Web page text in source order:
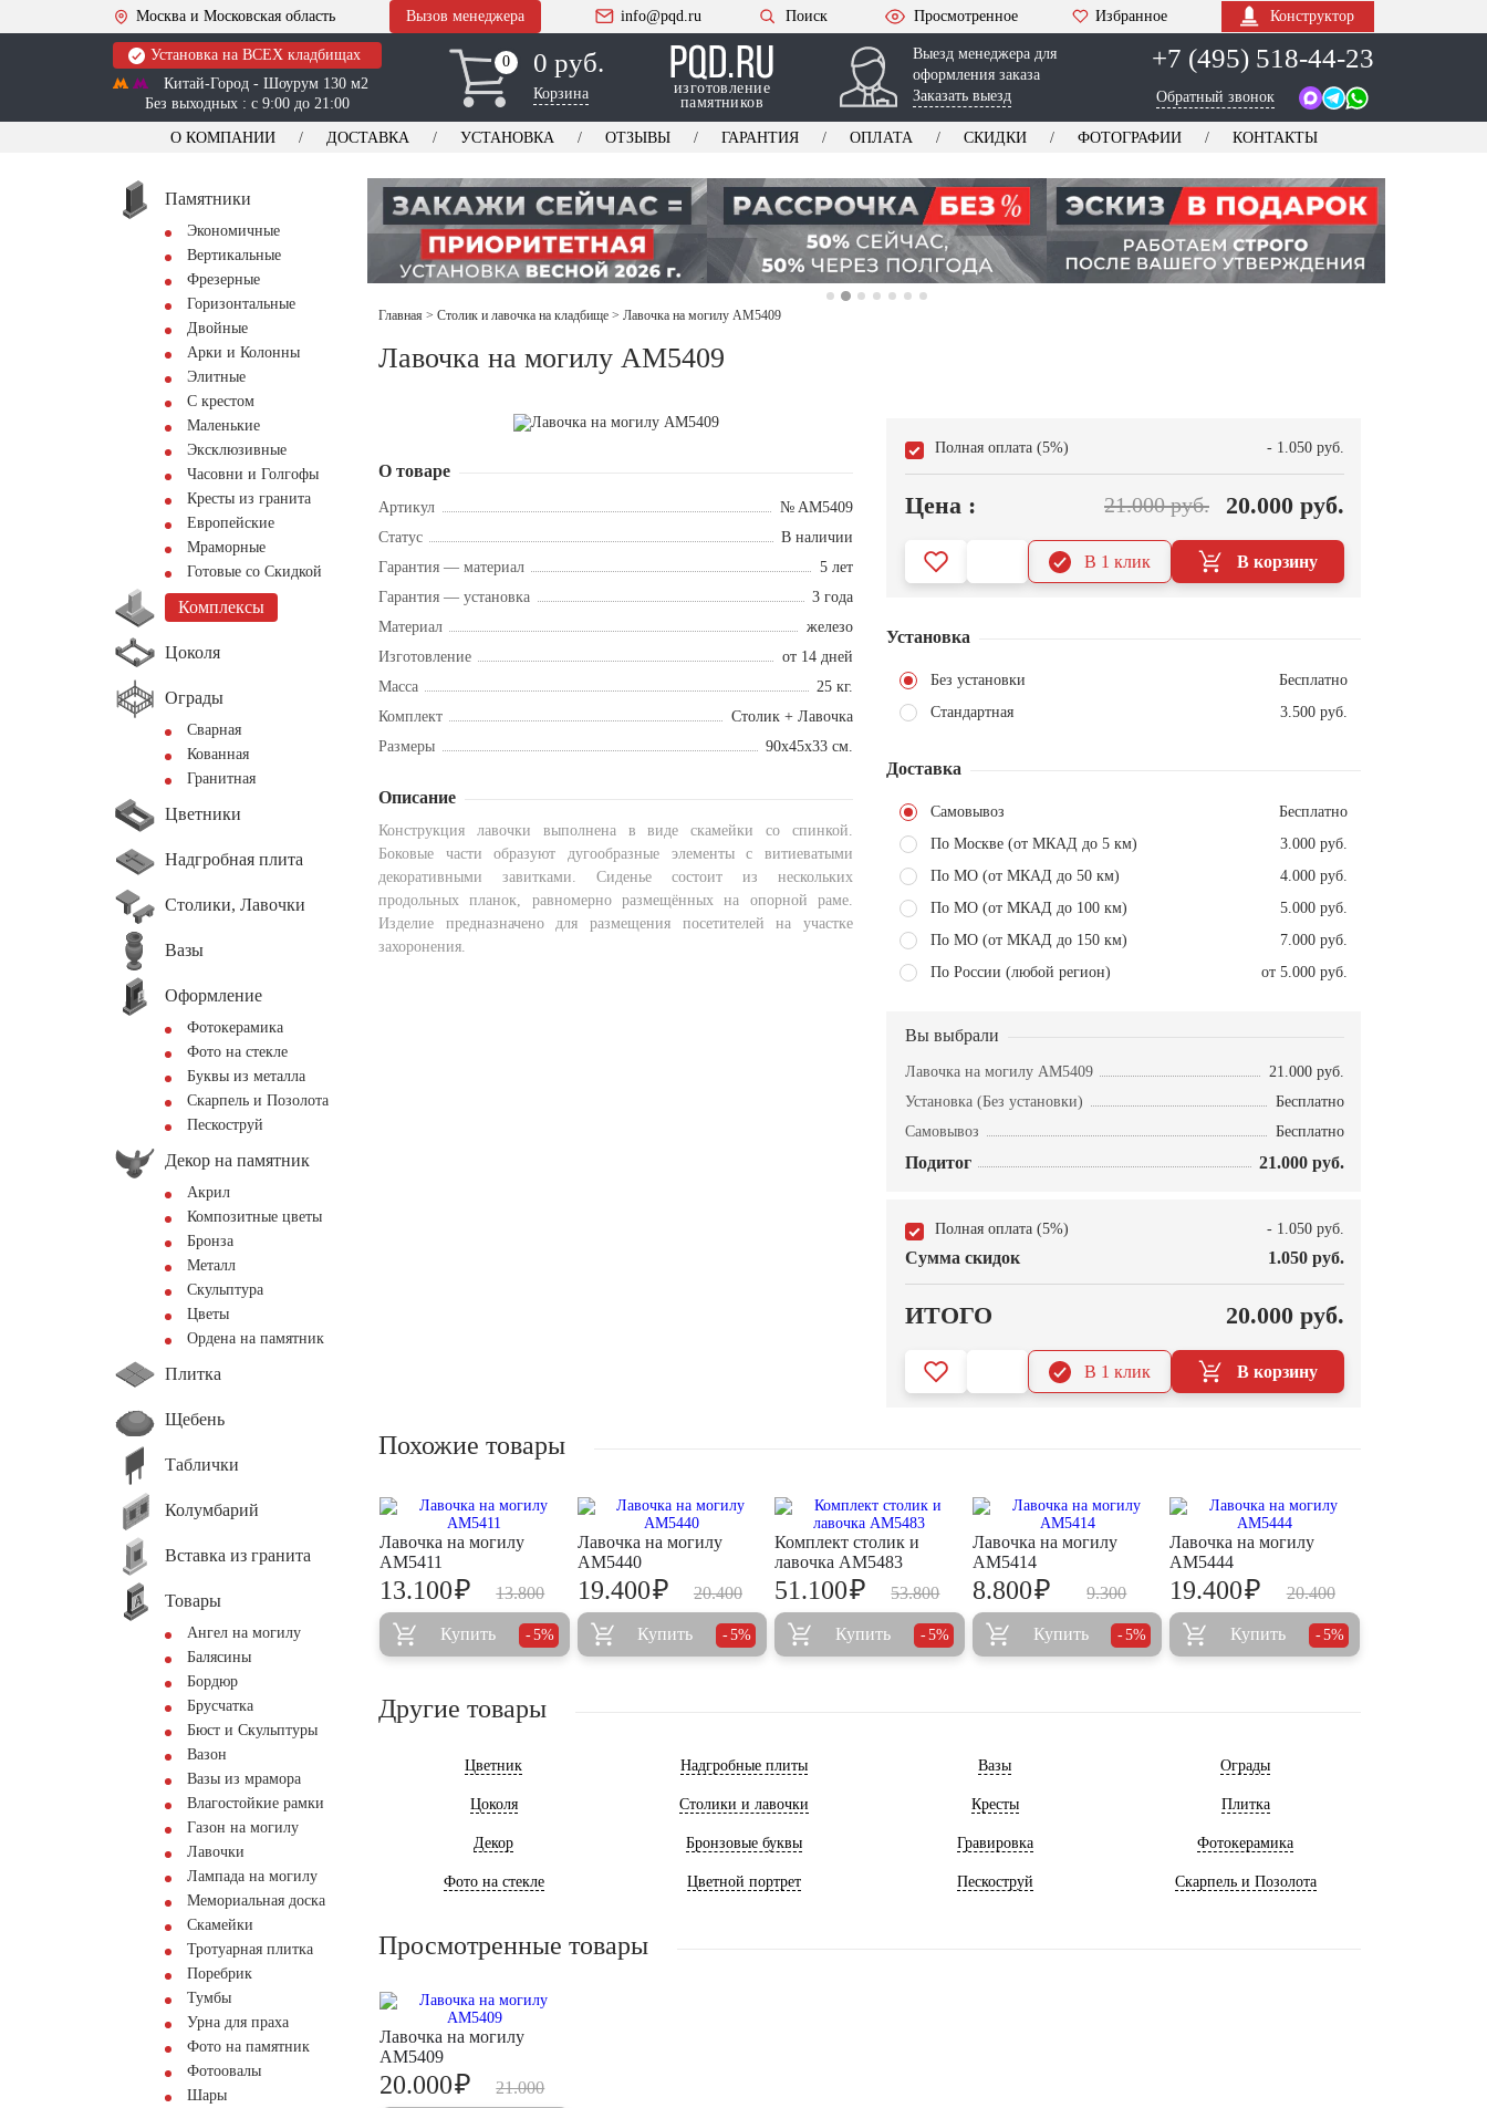
Москва и Московская область Вызов менеджера info@pqd.ru Поиск Просмотренное Избранное Конструктор
Установка на ВСЕХ кладбищах
Китай-Город - Шоурум 130 м2
Без выходных : с 9:00 до 21:00
0
0 0 руб.
Корзина
изготовление
памятников
Выезд менеджера для
оформления заказа
Заказать выезд
+7 (495) 518-44-23
Обратный звонок
О КОМПАНИИ ДОСТАВКА УСТАНОВКА ОТЗЫВЫ ГАРАНТИЯ ОПЛАТА СКИДКИ ФОТОГРАФИИ КОНТАКТЫ
Памятники
Экономичные
Вертикальные
Фрезерные
Горизонтальные
Двойные
Арки и Колонны
Элитные
С крестом
Маленькие
Эксклюзивные
Часовни и Голгофы
Кресты из гранита
Европейские
Мраморные
Готовые со Скидкой
Комплексы
Цоколя
Ограды
Сварная
Кованная
Гранитная
Цветники
Надгробная плита
Столики, Лавочки
Вазы
Оформление
Фотокерамика
Фото на стекле
Буквы из металла
Скарпель и Позолота
Пескоструй
Декор на памятник
Акрил
Композитные цветы
Бронза
Металл
Скульптура
Цветы
Ордена на памятник
Плитка
Щебень
Таблички
Колумбарий
Вставка из гранита
Товары
Ангел на могилу
Балясины
Бордюр
Брусчатка
Бюст и Скульптуры
Вазон
Вазы из мрамора
Влагостойкие рамки
Газон на могилу
Лавочки
Лампада на могилу
Мемориальная доска
Скамейки
Тротуарная плитка
Поребрик
Тумбы
Урна для праха
Фото на памятник
Фотоовалы
Шары
Главная > Столик и лавочка на кладбище > Лавочка на могилу AM5409
Лавочка на могилу AM5409
О товаре
Артикул
№ AM5409
Статус
В наличии
Гарантия — материал
5 лет
Гарантия — установка
3 года
Материал
железо
Изготовление
от 14 дней
Масса
25 кг.
Комплект
Столик + Лавочка
Размеры
90х45х33 см.
Описание
Конструкция лавочки выполнена в виде скамейки со спинкой.
Боковые части образуют дугообразные элементы с витиеватыми
декоративными завитками. Сиденье состоит из нескольких
продольных планок, равномерно размещённых на опорной раме.
Изделие предназначено для размещения посетителей на участке
захоронения.
Полная оплата (5%) - 1.050 руб.
Цена : 21.000 руб. 20.000 руб.
В корзину
В 1 клик
Установка
Без установки
Бесплатно
Стандартная
3.500 руб.
Доставка
Самовывоз
Бесплатно
По Москве (от МКАД до 5 км)
3.000 руб.
По МО (от МКАД до 50 км)
4.000 руб.
По МО (от МКАД до 100 км)
5.000 руб.
По МО (от МКАД до 150 км)
7.000 руб.
По России (любой регион)
от 5.000 руб.
Вы выбрали
Лавочка на могилу AM5409
21.000 руб.
Установка (Без установки)
Бесплатно
Самовывоз
Бесплатно
Подитог 21.000 руб.
Полная оплата (5%) - 1.050 руб.
Сумма скидок 1.050 руб.
ИТОГО 20.000 руб.
В корзину
В 1 клик
Похожие товары
Лавочка на могилу
AM5411
13.800
13.100₽
Купить 5%
Лавочка на могилу
AM5440
20.400
19.400₽
Купить 5%
Комплект столик и
лавочка AM5483
53.800
51.100₽
Купить 5%
Лавочка на могилу
AM5414
9.300
8.800₽
Купить 5%
Лавочка на могилу
AM5444
20.400
19.400₽
Купить 5%
Другие товары
Цветник Надгробные плиты Вазы Ограды
Цоколя Столики и лавочки Кресты Плитка
Декор Бронзовые буквы Гравировка Фотокерамика
Фото на стекле Цветной портрет Пескоструй Скарпель и Позолота
Просмотренные товары
Лавочка на могилу
AM5409
21.000
20.000₽